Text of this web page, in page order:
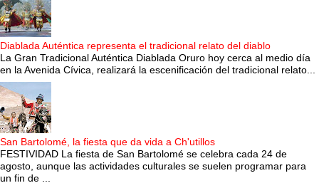
Diablada Auténtica representa el tradicional relato del diablo
La Gran Tradicional Auténtica Diablada Oruro hoy cerca al medio día
en la Avenida Cívica, realizará la escenificación del tradicional relato...
San Bartolomé, la fiesta que da vida a Ch'utillos
FESTIVIDAD La fiesta de San Bartolomé se celebra cada 24 de
agosto, aunque las actividades culturales se suelen programar para
un fin de ...